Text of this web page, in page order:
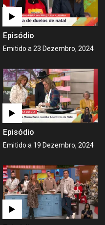
Episódio
Emitido a 23 Dezembro, 2024
Episódio
Emitido a 19 Dezembro, 2024